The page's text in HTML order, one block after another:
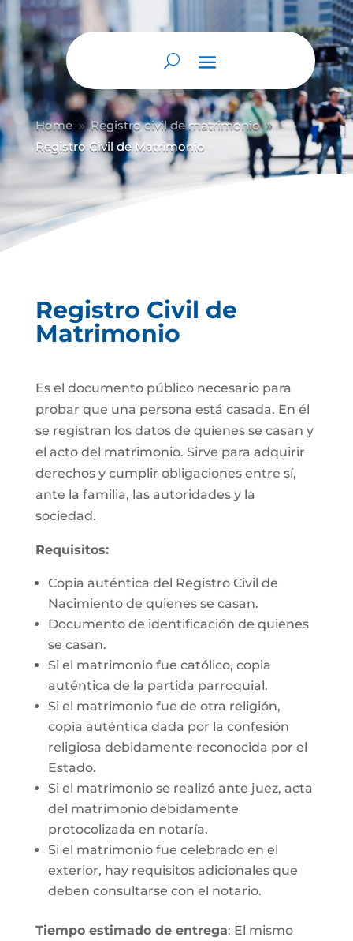
Home 9 Registro civil de matrimonio 9
Registro Civil de Matrimonio
Registro Civil de
Matrimonio
Es el documento público necesario para
probar que una persona está casada. En él
se registran los datos de quienes se casan y
el acto del matrimonio. Sirve para adquirir
derechos y cumplir obligaciones entre sí,
ante la familia, las autoridades y la
sociedad.
Requisitos:
Copia auténtica del Registro Civil de
Nacimiento de quienes se casan.
Documento de identificación de quienes
se casan.
Si el matrimonio fue católico, copia
auténtica de la partida parroquial.
Si el matrimonio fue de otra religión,
copia auténtica dada por la confesión
religiosa debidamente reconocida por el
Estado.
Si el matrimonio se realizó ante juez, acta
del matrimonio debidamente
protocolizada en notaría.
Si el matrimonio fue celebrado en el
exterior, hay requisitos adicionales que
deben consultarse con el notario.
Tiempo estimado de entrega: El mismo